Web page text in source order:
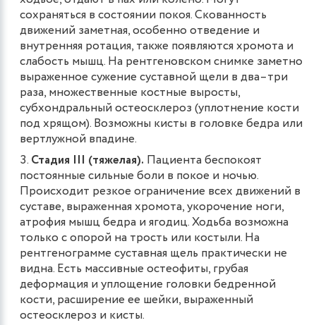
сохраняться в состоянии покоя. Скованность
движений заметная, особенно отведение и
внутренняя ротация, также появляются хромота и
слабость мышц. На рентгеновском снимке заметно
выраженное сужение суставной щели в два–три
раза, множественные костные выросты,
субхондральный остеосклероз (уплотнение кости
под хрящом). Возможны кисты в головке бедра или
вертлужной впадине.
Стадия III (тяжелая). Пациента беспокоят
постоянные сильные боли в покое и ночью.
Происходит резкое ограничение всех движений в
суставе, выраженная хромота, укорочение ноги,
атрофия мышц бедра и ягодиц. Ходьба возможна
только с опорой на трость или костыли. На
рентгенограмме суставная щель практически не
видна. Есть массивные остеофиты, грубая
деформация и уплощение головки бедренной
кости, расширение ее шейки, выраженный
остеосклероз и кисты.